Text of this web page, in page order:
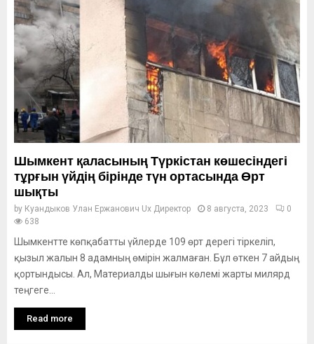
Шымкент қаласының Түркістан көшесіндегі
тұрғын үйдің бірінде түн ортасында Өрт
шықты
by Куандыков Улан Ержанович Ux Директор 8 августа, 2023
0
638
Шымкентте көпқабатты үйлерде 109 өрт дерегі тіркеліп,
қызыл жалын 8 адамның өмірін жалмаған. Бұл өткен 7 айдың
қортындысы. Ал, Материалды шығын көлемі жарты милярд
теңгеге...
Read more